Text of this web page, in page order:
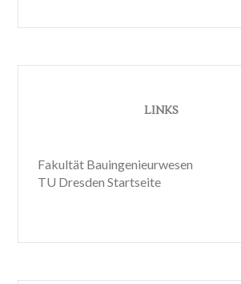
LINKS
Fakultät Bauingenieurwesen
TU Dresden Startseite